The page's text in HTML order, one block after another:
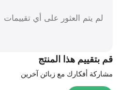
لم يتم العثور على أي تقييمات
قم بتقييم هذا المنتج
مشاركة أفكارك مع زبائن آخرين